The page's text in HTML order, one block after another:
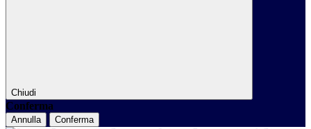
Chiudi
Conferma
Annulla Conferma